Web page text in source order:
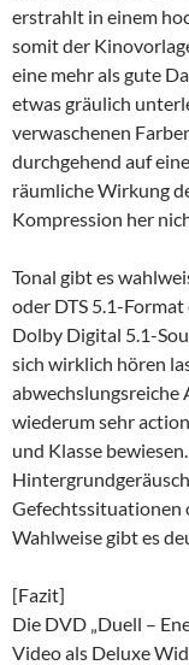
erstrahlt in einem
somit der
eine mehr als gute
etwas gräulich
verwaschenen
durchgehend auf
räumliche Wirkung
Kompression her
Tonal gibt es
oder DTS 5.1-
Dolby Digital 5.1-
sich wirklich hören
abwechslungsreiche
wiederum sehr
und Klasse
Gefechtssituationen
Wahlweise gibt es
[Fazit]
Die DVD „Duell –
Video als Deluxe